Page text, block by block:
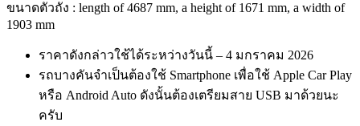
ขนาดตัวถัง : length of 4687 mm, a height of 1671 mm, a width of
1903 mm
ราคาดังกล่าวใช้ได้ระหว่างวันนี้ – 4 มกราคม 2026
รถบางคันจำเป็นต้องใช้ Smartphone เพื่อใช้ Apple Car Play
หรือ Android Auto ดังนั้นต้องเตรียมสาย USB มาด้วยนะ
ครับ